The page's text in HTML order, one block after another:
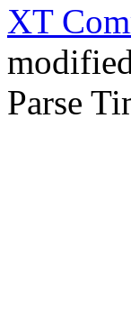
XT
mod
Parse